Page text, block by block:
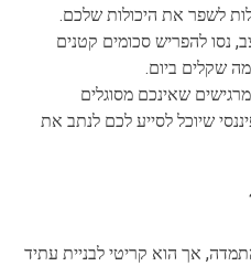
לשפר את היכולות שלכם.
נסו להפריש סכומים קטנים
שקלים ביום.
שאינכם מסוגלים
שיוכל לסייע לכם לנתב את
אך הוא קריטי לבניית עתיד